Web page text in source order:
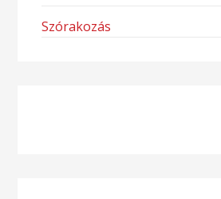
Szórakozás